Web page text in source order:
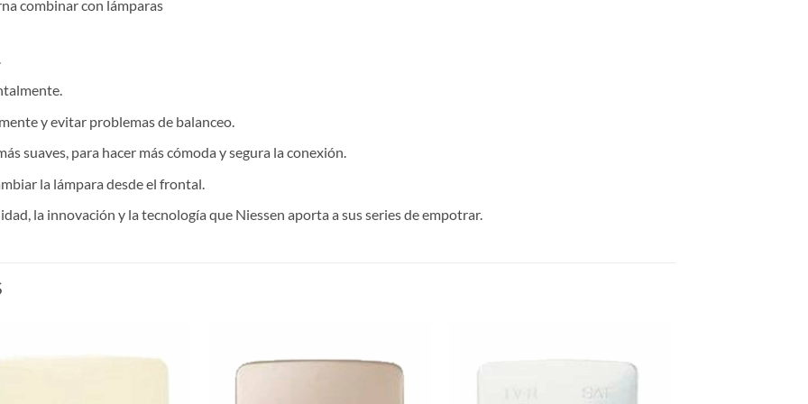
combinar con lámparas
y evitar problemas de balanceo.
suaves, para hacer más cómoda y segura la conexión.
la lámpara desde el frontal.
la innovación y la tecnología que Niessen aporta a sus series de empotrar.